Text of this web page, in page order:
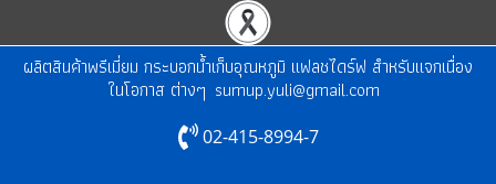
ผลิตสินค้าพรีเมี่ยม กระบอกน้ำเก็บอุณหภูมิ แฟลชไดร์ฟ สำหรับแจกเนื่อง
ในโอกาส ต่างๆ sumup.yuli@gmail.com
02-415-8994-7